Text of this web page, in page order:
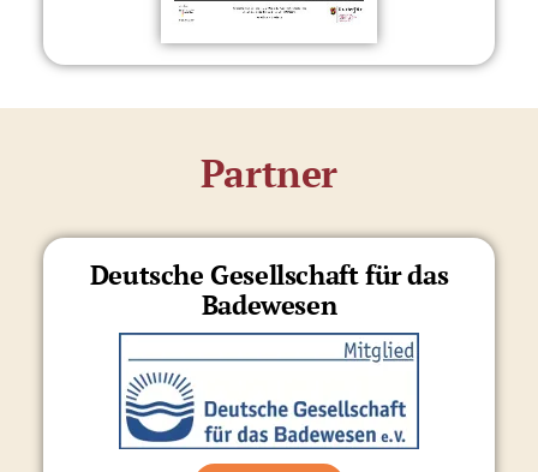
Partner
Deutsche Gesellschaft für das
Badewesen